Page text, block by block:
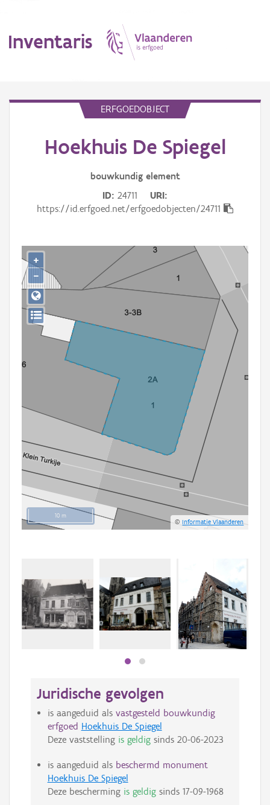
Inventaris
Erfgoedobject
Gebeurtenis
Persoon of collectief
Downloads
Hergebruik
ERFGOEDOBJECT
Hoekhuis De Spiegel
bouwkundig element
ID 24711
URI
https://id.erfgoed.net/erfgoedobjecten/24711
10 m
©Informatie Vlaanderen
+
−
Juridische gevolgen
is aangeduid als vastgesteld bouwkundig
erfgoed Hoekhuis De Spiegel
Deze vaststelling is geldigsinds 20-06-2023
is aangeduid als beschermd monument
Hoekhuis De Spiegel
Deze bescherming is geldigsinds 17-09-1968